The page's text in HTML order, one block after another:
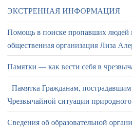
ЭКСТРЕННАЯ ИНФОРМАЦИЯ
Помощь в поиске пропавших людей
общественная организация Лиза
Памятки — как вести себя в
Памятка Гражданам, пострадавшим
Чрезвычайной ситуации природного
Сведения об образовательной